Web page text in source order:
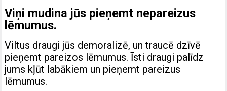
Viņi mudina jūs pieņemt nepareizus
lēmumus.
Viltus draugi jūs demoralizē, un traucē dzīvē
pieņemt pareizos lēmumus. Īsti draugi palīdz
jums kļūt labākiem un pieņemt pareizus
lēmumus.